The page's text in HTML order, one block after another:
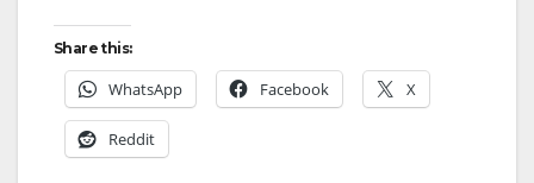
Share this:
WhatsApp Facebook X
Reddit